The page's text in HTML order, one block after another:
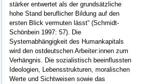
stärker entwertet als der grundsätzliche
hohe Stand beruflicher Bildung auf den
ersten Blick vermuten lässt“ (Schmidt-
Schönbein 1997: 57). Die
Systemabhängigkeit des Humankapitals
wird den ostdeutschen Arbeiter:innen zum
Verhängnis. Die sozialistisch beeinflussten
Ideologien, Lebensstrukturen, moralischen
Werte und Sichtweisen sowie das